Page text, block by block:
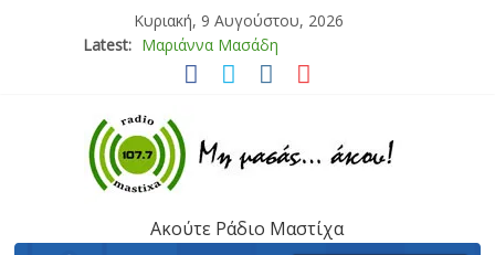
Κυριακή, 9 Αυγούστου, 2026
Latest: Μαριάννα Μασάδη
Τάνια Μπρεάζου
Μάνος Τρυπιάς & Γιώργος Στρατάκης
Ιορδάνης Αγαπητός
Ακούτε Ράδιο Μαστίχα